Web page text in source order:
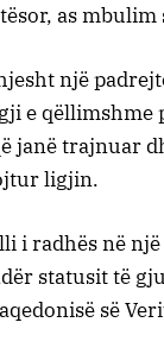
as mbulim
një
e qëllimshme
janë trajnuar
ligjin.
i radhës në
statusit të
së